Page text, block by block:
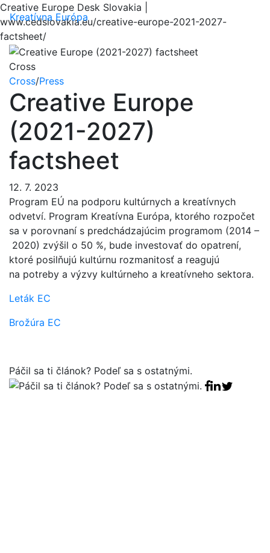
Creative Europe Desk Slovakia |
www.cedslovakia.eu/creative-europe-2021-2027-
factsheet/
Kreatívna Európa
Cross
Cross/Press
Creative Europe
(2021-2027)
factsheet
12. 7. 2023
Program EÚ na podporu kultúrnych a kreatívnych
odvetví. Program Kreatívna Európa, ktorého rozpočet
sa v porovnaní s predchádzajúcim programom (2014 –
2020) zvýšil o 50 %, bude investovať do opatrení,
ktoré posilňujú kultúrnu rozmanitosť a reagujú
na potreby a výzvy kultúrneho a kreatívneho sektora.
Leták EC
Brožúra EC
Páčil sa ti článok? Podeľ sa s ostatnými.
Facebook
Linkedin
Tweet